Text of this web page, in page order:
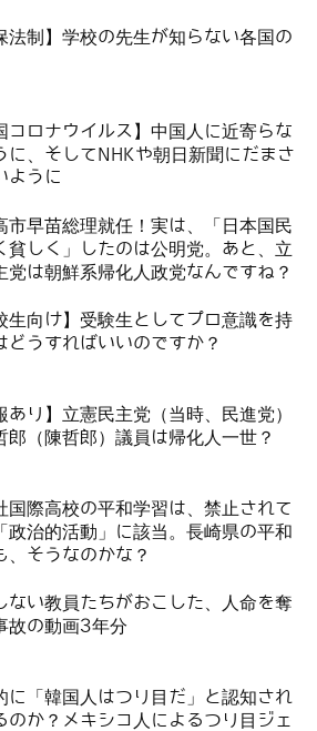
法制】学校の先生が知らない各国の
コロナウイルス】中国人に近寄らな
に、そしてNHKや朝日新聞にだまさ
ように
市早苗総理就任！実は、「日本国民
貧しく」したのは公明党。あと、立
党は朝鮮系帰化人政党なんですね？
生向け】受験生としてプロ意識を持
どうすればいいのですか？
あり】立憲民主党（当時、民進党）
郎（陳哲郎）議員は帰化人一世？
国際高校の平和学習は、禁止されて
政治的活動」に該当。長崎県の平和
、そうなのかな？
ない教員たちがおこした、人命を奪
故の動画3年分
に「韓国人はつり目だ」と認知され
のか？メキシコ人によるつり目ジェ